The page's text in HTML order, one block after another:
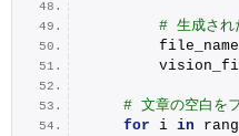
# 生成され
# 文章の空白を
for i in